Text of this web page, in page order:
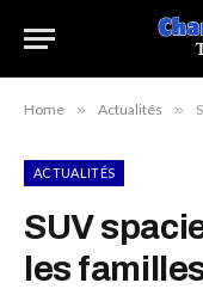
Home » Actualités »
ACTUALITÉS
SUV
les